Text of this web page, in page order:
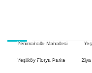
Yenimahalle Mahallesi
Yeşilköy Florya Parke Ziya